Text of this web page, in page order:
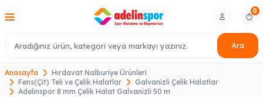
Ara
0
Anasayfa
Hırdavat Nalburiye Ürünleri
Fens(Çit) Teli ve Çelik Halatlar
Galvanizli Çelik Halatlar
Adelinspor 8 mm Çelik Halat Galvanizli 50 m